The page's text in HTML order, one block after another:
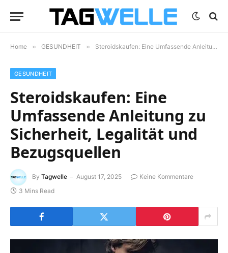
Home » GESUNDHEIT » Steroidskaufen: Eine Umfassende Anleitung zu Sicherheit, Legalität und Bezugsquellen
GESUNDHEIT
Steroidskaufen: Eine
Umfassende Anleitung zu
Sicherheit, Legalität und
Bezugsquellen
By Tagwelle August 17, 2025
Keine Kommentare
3 Mins Read